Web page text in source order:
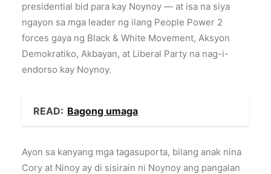
presidential bid para kay Noynoy — at isa na siya
ngayon sa mga leader ng ilang People Power 2
forces gaya ng Black & White Movement, Aksyon
Demokratiko, Akbayan, at Liberal Party na nag-i-
endorso kay Noynoy.
READ: Bagong umaga
Ayon sa kanyang mga tagasuporta, bilang anak nina
Cory at Ninoy ay di sisirain ni Noynoy ang pangalan